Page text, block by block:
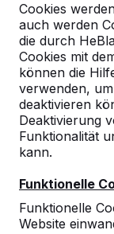
Cookies
auch werden
die durch
Cookies mit
können die
verwenden,
deaktivieren
Deaktivierung
Funktionalität
kann.
Funktionelle
Funktionelle
Website
Deutschland